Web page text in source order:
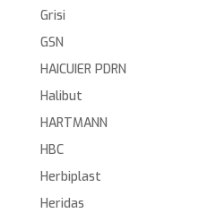
Grisi
GSN
HAICUIER PDRN
Halibut
HARTMANN
HBC
Herbiplast
Heridas